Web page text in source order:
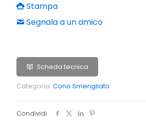
Stampa
Segnala a un amico
Scheda tecnica
Categoria: Cono Smerigliato
Condividi